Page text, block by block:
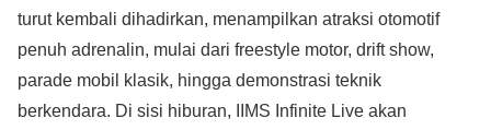
turut kembali dihadirkan, menampilkan atraksi otomotif
penuh adrenalin, mulai dari freestyle motor, drift show,
parade mobil klasik, hingga demonstrasi teknik
berkendara. Di sisi hiburan, IIMS Infinite Live akan